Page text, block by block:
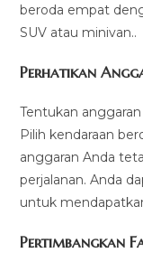
beroda empat
SUV atau minivan..
Perhatikan
Tentukan
Pilih kendaraan
anggaran Anda
perjalanan. Anda
untuk
Pertimbangkan